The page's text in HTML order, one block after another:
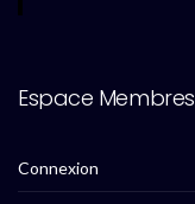
Espace Membres
Connexion